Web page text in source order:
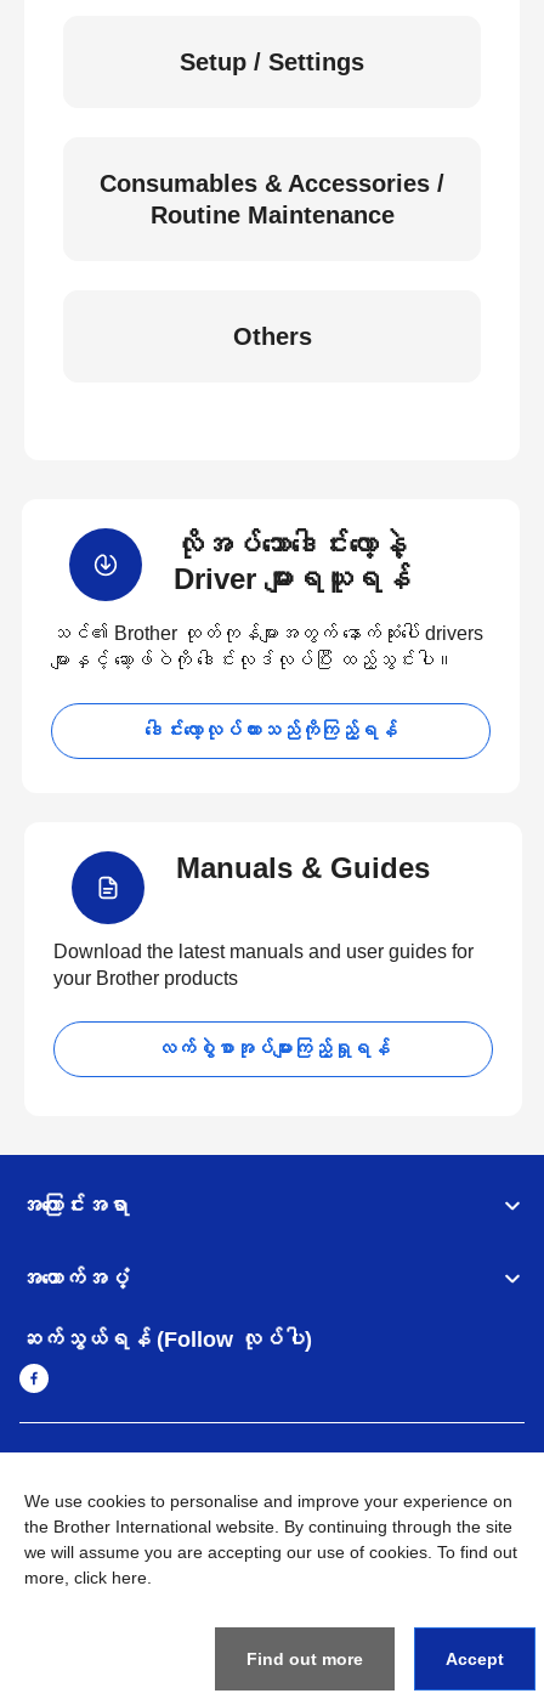
Setup / Settings
Consumables & Accessories /
Routine Maintenance
Others
လိုအပ်သောဒေါင်းလော့နဲ့
Driver များရယူရန်
သင်၏ Brother ထုတ်ကုန်များအတွက် နောက်ဆုံးပေါ် drivers
များနှင့် ဆော့ဖ်ဝဲကို ဒေါင်းလုဒ်လုပ်ပြီး ထည့်သွင်းပါ။
ဒေါင်းလော့လုပ်ထားသည်ကိုကြည့်ရန်
Manuals & Guides
Download the latest manuals and user guides for
your Brother products
လက်စွဲစာအုပ်များကြည့်ရှုရန်
အကြောင်းအရာ
အထောက်အပံ့
ဆက်သွယ်ရန် (Follow လုပ်ပါ)
အချက်အလက်မူဝါဒ အသုံးပြုမူဝါဒ
သုံးစွဲရန် ဝက်ဆိုဒ်အညွှန်း
Brother Global ဝက်ဆိုဒ်သို့သွားရန်
We use cookies to personalise and improve your experience on
the Brother International website. By continuing through the site
we will assume you are accepting our use of cookies. To find out
more, click here
Find out more Accept